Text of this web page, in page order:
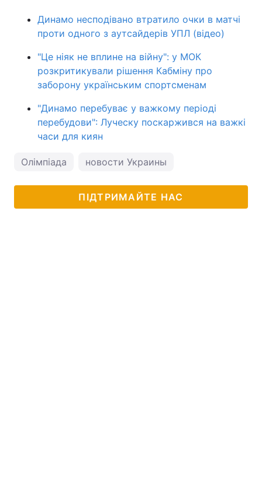
Динамо несподівано втратило очки в матчі
проти одного з аутсайдерів УПЛ (відео)
"Це ніяк не вплине на війну": у МОК
розкритикували рішення Кабміну про
заборону українським спортсменам
"Динамо перебуває у важкому періоді
перебудови": Луческу поскаржився на важкі
часи для киян
Олімпіада новости Украины
ПІДТРИМАЙТЕ НАС